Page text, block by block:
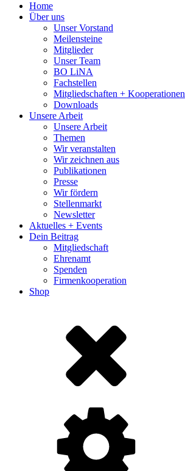
Home
Über uns
Unser Vorstand
Meilensteine
Mitglieder
Unser Team
BO LiNA
Fachstellen
Mitgliedschaften + Kooperationen
Downloads
Unsere Arbeit
Unsere Arbeit
Themen
Wir veranstalten
Wir zeichnen aus
Publikationen
Presse
Wir fördern
Stellenmarkt
Newsletter
Aktuelles + Events
Dein Beitrag
Mitgliedschaft
Ehrenamt
Spenden
Firmenkooperation
Shop